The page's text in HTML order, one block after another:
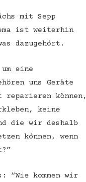
mit Sepp
ist weiterhin
dazugehört.
eine
uns Geräte
können,
keine
die wir deshalb
können, wenn
“Wie kommen wir